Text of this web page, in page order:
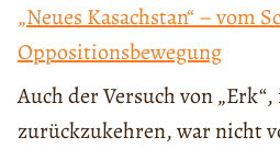
„Neues Kasachstan“ – vom
Oppositionsbewegung
Auch der Versuch von
zurückzukehren, war nicht